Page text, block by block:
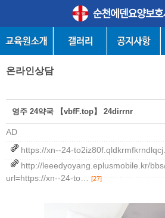
온라인상담
영주 24약국 【vbfF.top】 24dirrnr
AD
https://xn--24-
http://leeedyoyang.eplusmobile.kr/
url=https://xn--24-to… [27]